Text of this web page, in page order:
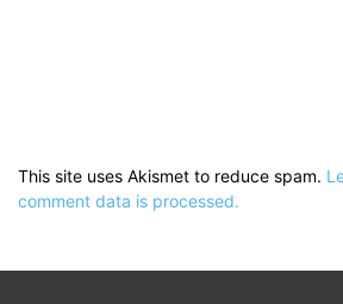
This site uses Akismet to reduce spam.
comment data is processed.